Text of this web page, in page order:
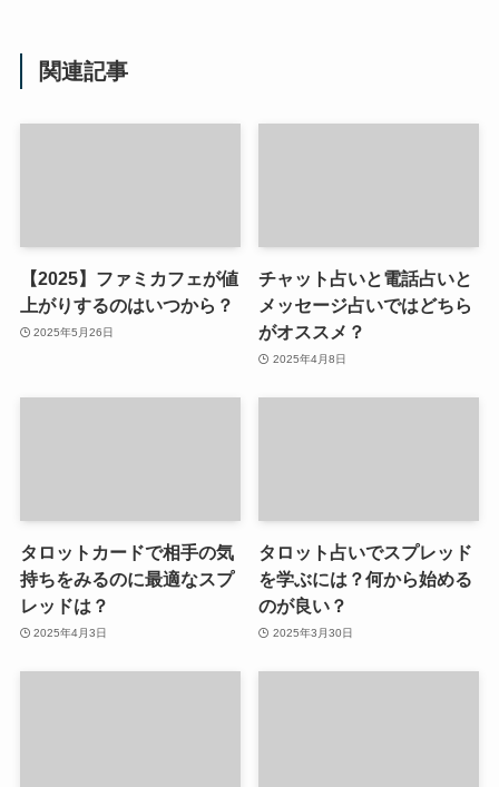
関連記事
【2025】ファミカフェが値
上がりするのはいつから？
2025年5月26日
チャット占いと電話占いと
メッセージ占いではどちら
がオススメ？
2025年4月8日
タロットカードで相手の気
持ちをみるのに最適なスプ
レッドは？
2025年4月3日
タロット占いでスプレッド
を学ぶには？何から始める
のが良い？
2025年3月30日